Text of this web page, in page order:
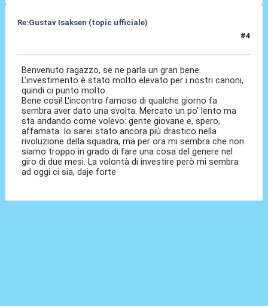
Re:Gustav Isaksen (topic ufficiale)
#4
Benvenuto ragazzo, se ne parla un gran bene.
L'investimento è stato molto elevato per i nostri canoni,
quindi ci punto molto.
Bene così! L'incontro famoso di qualche giorno fa
sembra aver dato una svolta. Mercato un po' lento ma
sta andando come volevo: gente giovane e, spero,
affamata. Io sarei stato ancora più drastico nella
rivoluzione della squadra, ma per ora mi sembra che non
siamo troppo in grado di fare una cosa del genere nel
giro di due mesi. La volontà di investire però mi sembra
ad oggi ci sia, daje forte